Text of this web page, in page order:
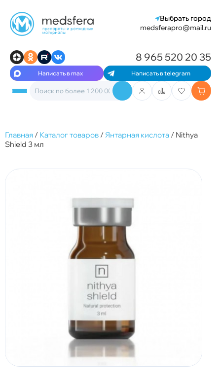
Выбрать город
medsferapro@mail.ru
Написать в max Написать в telegram
8 965 520 20 35
Главная / Каталог товаров /Янтарная кислота / Nithya
Shield 3 мл